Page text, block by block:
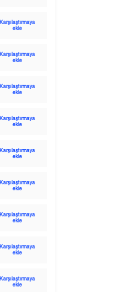
Karşılaştırmaya
ekle
Karşılaştırmaya
ekle
Karşılaştırmaya
ekle
Karşılaştırmaya
ekle
Karşılaştırmaya
ekle
Karşılaştırmaya
ekle
Karşılaştırmaya
ekle
Karşılaştırmaya
ekle
Karşılaştırmaya
ekle